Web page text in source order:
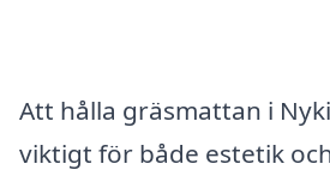
Att hålla gräsmattan i
viktigt för både estetik